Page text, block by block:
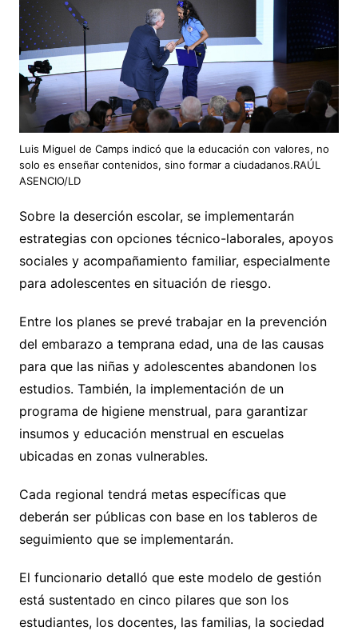
Luis Miguel de Camps indicó que la educación con valores, no
solo es enseñar contenidos, sino formar a ciudadanos.RAÚL
ASENCIO/LD
Sobre la deserción escolar, se implementarán
estrategias con opciones técnico-laborales, apoyos
sociales y acompañamiento familiar, especialmente
para adolescentes en situación de riesgo.
Entre los planes se prevé trabajar en la prevención
del embarazo a temprana edad, una de las causas
para que las niñas y adolescentes abandonen los
estudios. También, la implementación de un
programa de higiene menstrual, para garantizar
insumos y educación menstrual en escuelas
ubicadas en zonas vulnerables.
Cada regional tendrá metas específicas que
deberán ser públicas con base en los tableros de
seguimiento que se implementarán.
El funcionario detalló que este modelo de gestión
está sustentado en cinco pilares que son los
estudiantes, los docentes, las familias, la sociedad